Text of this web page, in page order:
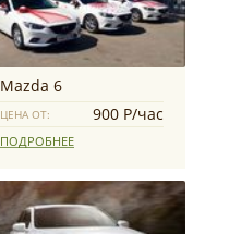
Mazda 6
ЦЕНА ОТ: 900 Р/час
ПОДРОБНЕЕ